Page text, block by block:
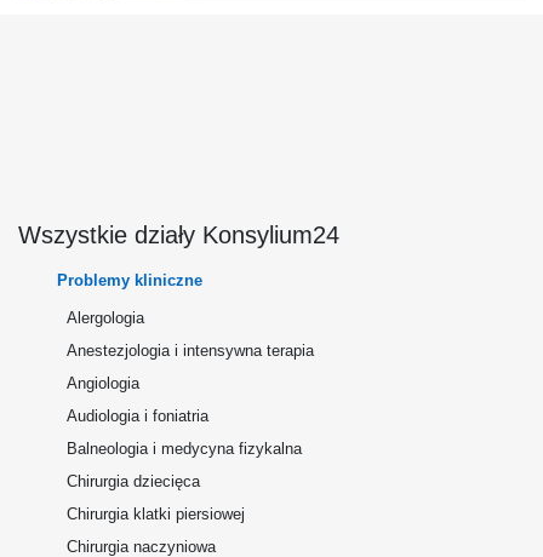
Wszystkie działy Konsylium24
Problemy kliniczne
Alergologia
Anestezjologia i intensywna terapia
Angiologia
Audiologia i foniatria
Balneologia i medycyna fizykalna
Chirurgia dziecięca
Chirurgia klatki piersiowej
Chirurgia naczyniowa